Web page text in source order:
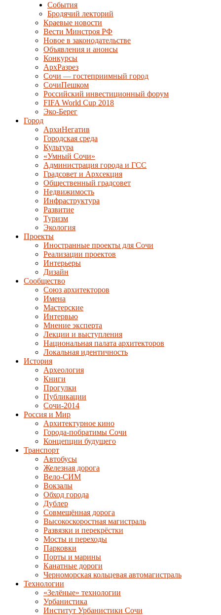
События
Бродячий лекторий
Краевые новости
Вести Минстроя РФ
Новое в законодательстве
Объявления и анонсы
Конкурсы
АрхРазрез
Сочи — гостеприимный город
СочиПешком
Российский инвестиционный форум
FIFA World Cup 2018
Эко-Берег
Город
АрхиНегатив
Городская среда
Культура
«Умный Сочи»
Администрация города и ГСС
Градсовет и Архсекция
Общественный градсовет
Недвижимость
Инфраструктура
Развитие
Туризм
Экология
Проекты
Иностранные проекты для Сочи
Реализации проектов
Интерьеры
Дизайн
Сообщество
Союз архитекторов
Имена
Мастерские
Интервью
Мнение эксперта
Лекции и выступления
Национальная палата архитекторов
Локальная идентичность
История
Археология
Книги
Прогулки
Публикации
Сочи-2014
Россия и Мир
Архитектурное кино
Города-побратимы Сочи
Концепции будущего
Транспорт
Автобусы
Железная дорога
Вело-СИМ
Вокзалы
Обход города
Дублер
Совмещённая дорога
Высокоскоростная магистраль
Развязки и перекрёстки
Мосты и переходы
Парковки
Порты и марины
Канатные дороги
Черноморская кольцевая автомагистраль
Технологии
«Зелёные» технологии
Урбанистика
Институт Урбанистики Сочи